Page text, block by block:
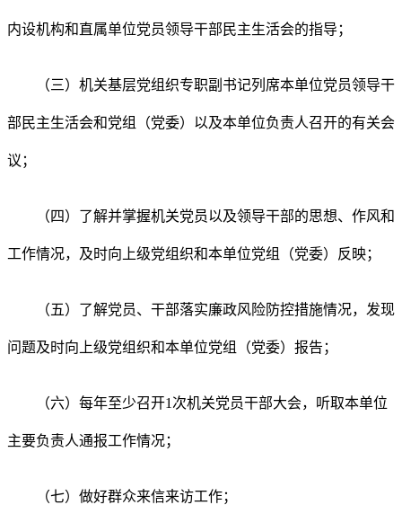
内设机构和直属单位党员领导干部民主生活会的指导；
（三）机关基层党组织专职副书记列席本单位党员领导干
部民主生活会和党组（党委）以及本单位负责人召开的有关会
议；
（四）了解并掌握机关党员以及领导干部的思想、作风和
工作情况，及时向上级党组织和本单位党组（党委）反映；
（五）了解党员、干部落实廉政风险防控措施情况，发现
问题及时向上级党组织和本单位党组（党委）报告；
（六）每年至少召开1次机关党员干部大会，听取本单位
主要负责人通报工作情况；
（七）做好群众来信来访工作；